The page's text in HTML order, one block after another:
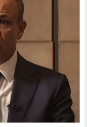
وزير الخارجية: قطعنا
الليبية